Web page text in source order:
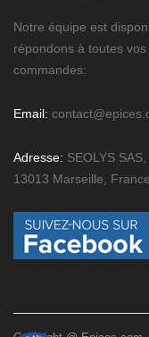
Notre équipe est
répondons à toutes
commandes:
Email:
Adresse: SEOLYS
13013 Marseille, France